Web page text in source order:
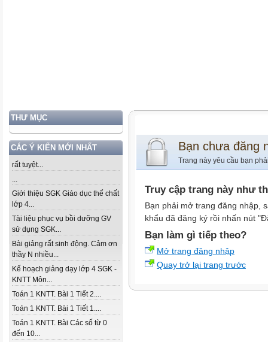
THƯ MỤC
CÁC Ý KIẾN MỚI NHẤT
rất tuyệt...
...
Giới thiệu SGK Giáo dục thể chất
lớp 4...
Tài liệu phục vụ bồi dưỡng GV
sử dụng SGK...
Bài giảng rất sinh động. Cảm ơn
thầy N nhiều...
Kế hoạch giảng dạy lớp 4 SGK -
KNTT Môn...
Toán 1 KNTT. Bài 1 Tiết 2....
Toán 1 KNTT. Bài 1 Tiết 1....
Toán 1 KNTT. Bài Các số từ 0
đến 10...
Bạn chưa đăng
Trang này yêu cầu bạn
Truy cập trang này như
Bạn phải mở trang đăng nhập,
khẩu đã đăng ký rồi nhấn nút
Bạn làm gì tiếp theo?
Mở trang đăng nhập
Quay trở lại trang trước